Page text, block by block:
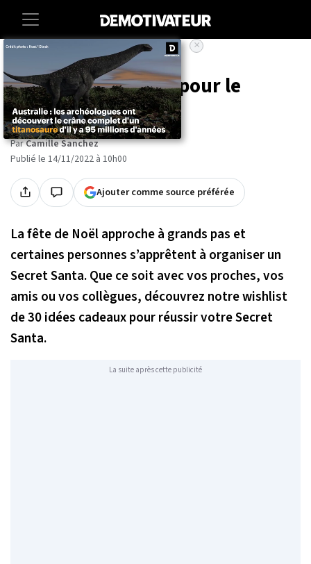
Bons-plans
30 cadeaux à offrir pour le
Secret Santa
ParCamille Sanchez
Publié le 14/11/2022 à 10h00
Ajouter comme source préférée
La fête de Noël approche à grands pas et
certaines personnes s’apprêtent à organiser un
Secret Santa. Que ce soit avec vos proches, vos
amis ou vos collègues, découvrez notre wishlist
de 30 idées cadeaux pour réussir votre Secret
Santa.
La suite après cette publicité
×